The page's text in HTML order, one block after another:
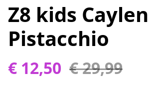
Z8 kids Caylen
Pistacchio
€ 12,50 € 29,99